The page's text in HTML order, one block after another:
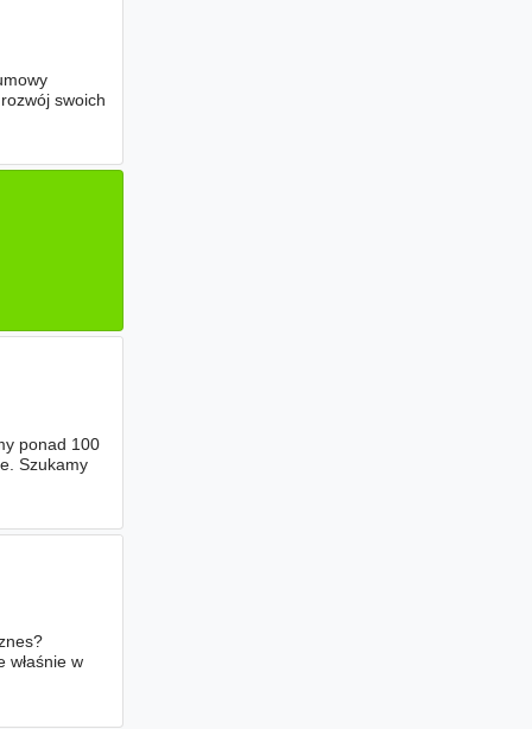
swoich
ponad 100
Szukamy
właśnie w